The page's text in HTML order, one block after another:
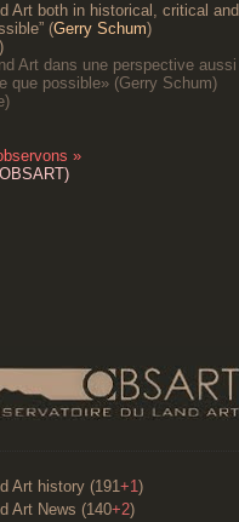
Art both in historical, critical and
(Gerry Schum)
)
Art dans une perspective aussi
que possible» (Gerry Schum)
)
»
Art history (191+1)
Art News (140+2)